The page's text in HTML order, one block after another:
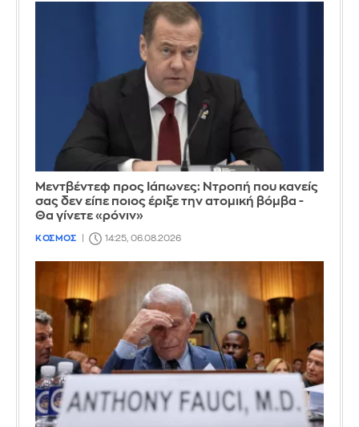
Μεντβέντεφ προς Ιάπωνες: Ντροπή που κανείς
σας δεν είπε ποιος έριξε την ατομική βόμβα -
Θα γίνετε «ρόνιν»
ΚΟΣΜΟΣ 14:25, 06.08.2026